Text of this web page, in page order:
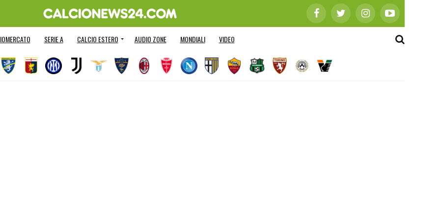
SERIE A CALCIO ESTERO AUDIO ZONE MONDIALI VIDEO